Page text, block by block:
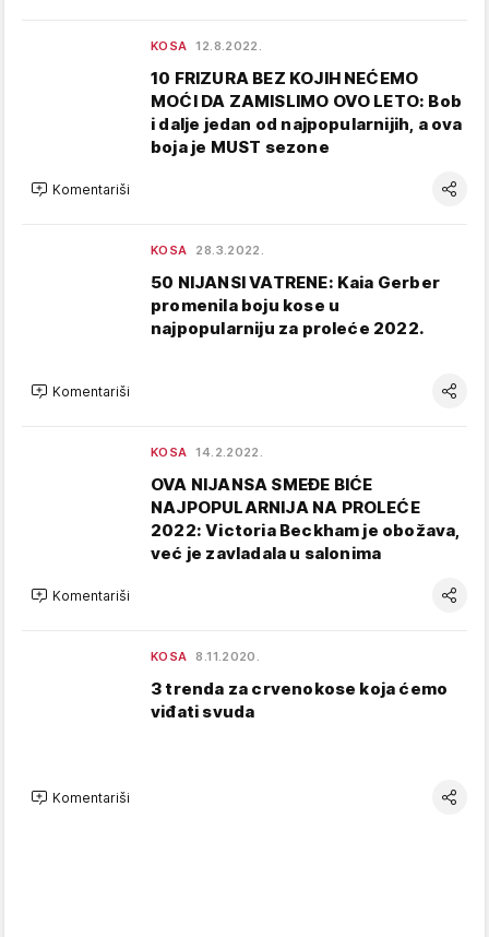
KOSA 12.8.2022.
10 FRIZURA BEZ KOJIH NEĆEMO
MOĆI DA ZAMISLIMO OVO LETO: Bob
i dalje jedan od najpopularnijih, a ova
boja je MUST sezone
Komentariši
KOSA 28.3.2022.
50 NIJANSI VATRENE: Kaia Gerber
promenila boju kose u
najpopularniju za proleće 2022.
Komentariši
KOSA 14.2.2022.
OVA NIJANSA SMEĐE BIĆE
NAJPOPULARNIJA NA PROLEĆE
2022: Victoria Beckham je obožava,
već je zavladala u salonima
Komentariši
KOSA 8.11.2020.
3 trenda za crvenokose koja ćemo
viđati svuda
Komentariši